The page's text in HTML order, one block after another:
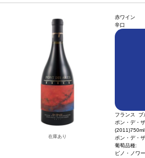
ボルドーの名高い小さなテ
のアペラシオンからわずかな距離のラランド＝ドゥ
萄をブレンドして出来た、極上のワイン。濃いチ
しいアロマには、ミネラルの含みを感じる（メルロー
、カベルネ・ソーヴィニヨン
ンは、長く、ほのかな後味を残す長い余韻が続く。
ヤン ペイ ミン（Yan Pei-Ming）
Mingは、ブルゴーニュのディジョンに住んでいます
て中国を去り、1986年肖像画で成功を収めました
ビエンナーレへの称賛された貢献は国際的な場面で
後、彼の作品はルーヴル美術館に買収され、そこで
ナリザに対する個人的な見方を伝えようとする肖像
た。肖像画の西洋の伝統と中国の文化的歴史を融合
の橋渡しを完璧に体現しています。白と黒の組み
せのいずれかを使用して、ウェットインウェットオ
る、象徴的なイメージを作成するために長い、モッ
時間前にデキャンタージュしてサーヴ
品には、本物の目利きがうなる同じく優れたワイン
シャトー マルゴーのオーナーであるポール ポンタ
テイスティングノートボルドーの名高い小さなテロ
のアペラシオンからわずかな距離のラランド＝ドゥ
萄をブレンドして出来た、極上のワイン。濃いチェ
しいアロマには、ミネラルの含みを感じる（メルロー
、カベルネ・ソーヴィニヨン
ンは、長く、ほのかな後味を残す長い余韻が続く。
アーティストヤン ペイ ミン（Yan Pei-Ming）
Mingは、ブルゴーニュのディジョンに住んでいます
て中国を去り、1986年肖像画で成功を収めました
ビエンナーレへの称賛された貢献は国際的な場面で
後、彼の作品はルーヴル美術館に買収され、そこ
ナリザに対する個人的な見方を伝えようとする肖像
た。肖像画の西洋の伝統と中国の文化的歴史を融合
の橋渡しを完璧に体現しています。白と黒の組み合
せのいずれかを使用して、ウェットインウェットオ
る、象徴的なイメージを作成するために長い、モッ
時間前にデキャンタージュしてサーヴ
在庫あり
赤ワイン
辛口
フランス ブ
ポン・デ・
(2011)750ml
ポン・デ・
葡萄品種:
ピノ・ノワ